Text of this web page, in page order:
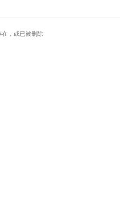
在，或已被删除